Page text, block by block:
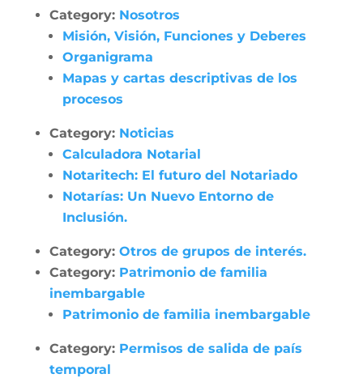
Category: Nosotros
Misión, Visión, Funciones y Deberes
Organigrama
Mapas y cartas descriptivas de los
procesos
Category: Noticias
Calculadora Notarial
Notaritech: El futuro del Notariado
Notarías: Un Nuevo Entorno de
Inclusión.
Category: Otros de grupos de interés.
Category: Patrimonio de familia
inembargable
Patrimonio de familia inembargable
Category: Permisos de salida de país
temporal